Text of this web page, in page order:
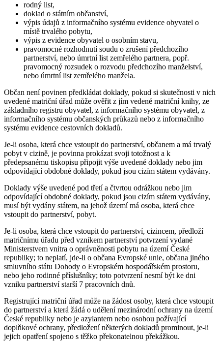
rodný list,
doklad o státním občanství,
výpis údajů z informačního systému evidence obyvatel o
místě trvalého pobytu,
výpis z evidence obyvatel o osobním stavu,
pravomocné rozhodnutí soudu o zrušení předchozího
partnerství, nebo úmrtní list zemřelého partnera, popř.
pravomocný rozsudek o rozvodu předchozího manželství,
nebo úmrtní list zemřelého manžela.
Občan není povinen předkládat doklady, pokud si skutečnosti v nich
uvedené matriční úřad může ověřit z jím vedené matriční knihy, ze
základního registru obyvatel, z informačního systému obyvatel, z
informačního systému občanských průkazů nebo z informačního
systému evidence cestovních dokladů.
Je-li osoba, která chce vstoupit do partnerství, občanem a má trvalý
pobyt v cizině, je povinna prokázat svoji totožnost a k
předepsanému tiskopisu připojit výše uvedené doklady nebo jim
odpovídající obdobné doklady, pokud jsou cizím státem vydávány.
Doklady výše uvedené pod třetí a čtvrtou odrážkou nebo jim
odpovídající obdobné doklady, pokud jsou cizím státem vydávány,
musí být vydány státem, na jehož území má osoba, která chce
vstoupit do partnerství, pobyt.
Je-li osoba, která chce vstoupit do partnerství, cizincem, předloží
matričnímu úřadu před vznikem partnerství potvrzení vydané
Ministerstvem vnitra o oprávněnosti pobytu na území České
republiky; to neplatí, jde-li o občana Evropské unie, občana jiného
smluvního státu Dohody o Evropském hospodářském prostoru,
nebo jeho rodinné příslušníky; toto potvrzení nesmí být ke dni
vzniku partnerství starší 7 pracovních dnů.
Registrující matriční úřad může na žádost osoby, která chce vstoupit
do partnerství a která žádá o udělení mezinárodní ochrany na území
České republiky nebo je azylantem nebo osobou požívající
doplňkové ochrany, předložení některých dokladů prominout, je-li
jejich opatření spojeno s těžko překonatelnou překážkou.